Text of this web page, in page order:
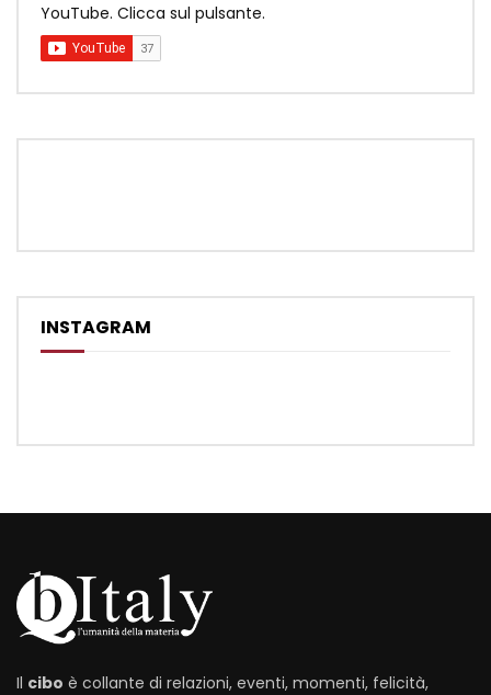
YouTube. Clicca sul pulsante.
INSTAGRAM
Il cibo è collante di relazioni, eventi, momenti, felicità,